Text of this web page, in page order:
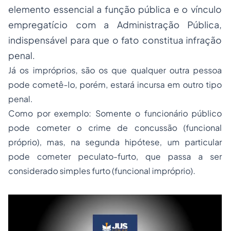
elemento essencial a função pública e o vínculo
empregatício com a Administração Pública,
indispensável para que o fato constitua infração
penal.
Já os impróprios, são os que qualquer outra pessoa
pode cometê-lo, porém, estará incursa em outro tipo
penal.
Como por exemplo: Somente o funcionário público
pode cometer o crime de concussão (funcional
próprio), mas, na segunda hipótese, um particular
pode cometer peculato-furto, que passa a ser
considerado simples furto (funcional impróprio).